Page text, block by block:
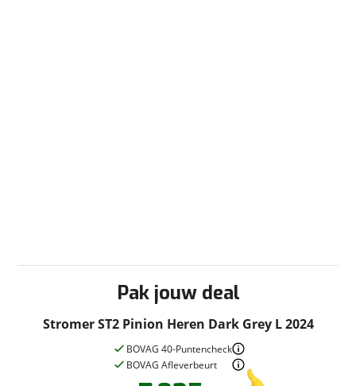
Pak jouw deal
Stromer ST2 Pinion Heren Dark Grey L 2024
BOVAG 40-Puntencheck
BOVAG Afleverbeurt